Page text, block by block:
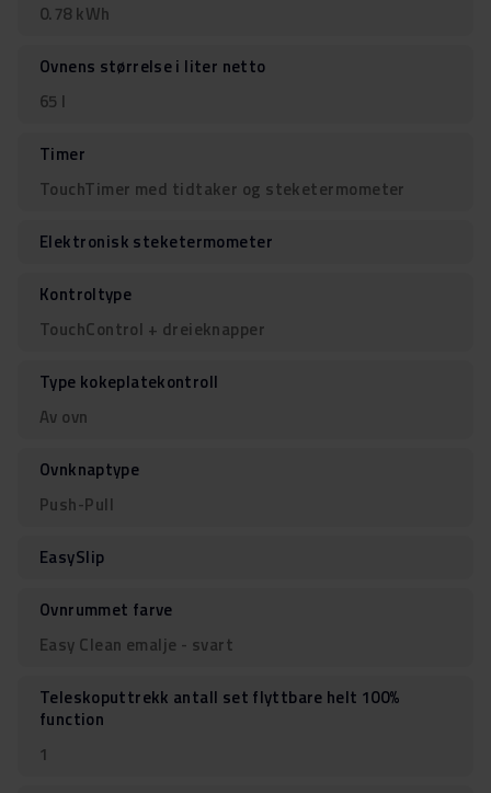
0.78 kWh
Ovnens størrelse i liter netto
65 l
Timer
TouchTimer med tidtaker og steketermometer
Elektronisk steketermometer
Kontroltype
TouchControl + dreieknapper
Type kokeplatekontroll
Av ovn
Ovnknaptype
Push-Pull
EasySlip
Ovnrummet farve
Easy Clean emalje - svart
Teleskoputtrekk antall set flyttbare helt 100%
function
1